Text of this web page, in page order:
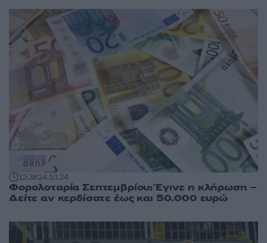
12:3824.10.24
Φορολοταρία Σεπτεμβρίου: Έγινε η κλήρωση –
Δείτε αν κερδίσατε έως και 50.000 ευρώ